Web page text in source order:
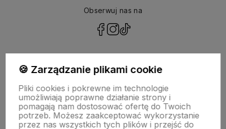
Obserwuj nas na
NASZA SELEKCJA
POMOC
🍪 Zarządzanie plikami cookie
Pliki cookies i pokrewne im technologie
umożliwiają poprawne działanie strony i
pomagają nam dostosować ofertę do Twoich
potrzeb. Możesz zaakceptować wykorzystanie
przez nas wszystkich tych plików i przejść do